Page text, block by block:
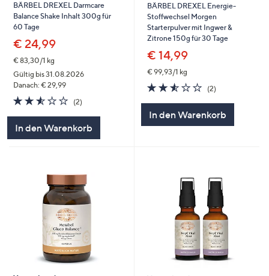
BÄRBEL DREXEL Darmcare
Balance Shake Inhalt 300g für
60 Tage
€ 24,99
€ 83,30/1 kg
Gültig bis 31.08.2026
Danach: € 29,99
2.5
von
(2)2
In den Warenkorb
BÄRBEL DREXEL Energie-
Stoffwechsel Morgen
Starterpulver mit Ingwer &
Zitrone 150g für 30 Tage
€ 14,99
€ 99,93/1 kg
2.5
von
(2)2
In den Warenkorb